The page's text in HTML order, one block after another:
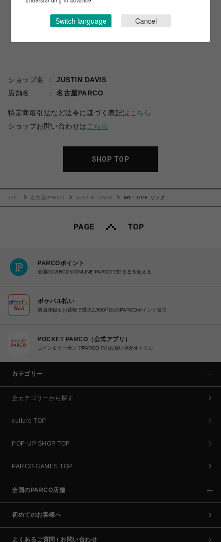
ショップ名
JUSTIN DAVIS
店舗名
名古屋PARCO
特定商取引法など法令に基づく表記は こちら
ショップお問い合わせは こちら
SHOP TOP
TOP 名古屋PARCO JUSTIN DAVIS MY LOVE リング
PARCOポイント
全国のPARCOやONLINE PARCOで貯まる＆使える
ポケパル払い
初回登録＆お買物で最大1,500円分のPARCOポイント進呈
POCKET PARCO（公式アプリ）
コイン＆クーポンでPARCOでのお買い物がオトクに
カテゴリー
全カテゴリーから探す
culture TOP
POP-UP SHOP TOP
PARCO GAMES TOP
全国のPARCO店舗
初めてのお客様へ
よくあるご質問 / お問い合わせ
Switch language Cancel